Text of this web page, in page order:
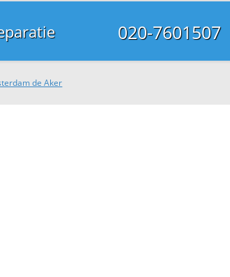
020-7601507
de Aker